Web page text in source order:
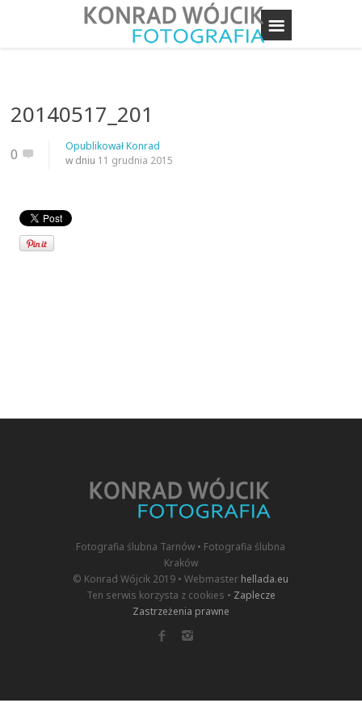
20140517_201
0 OpublikowałKonrad
w dniu 11 grudnia 2015
Fotografia ślubna Tarnów • Fotografia ślubna
Kraków
© Konrad Wójcik 2019 • Webmaster hellada.eu
Ten serwis korzysta z cookies • Zaplecze
Zastrzeżenia prawne